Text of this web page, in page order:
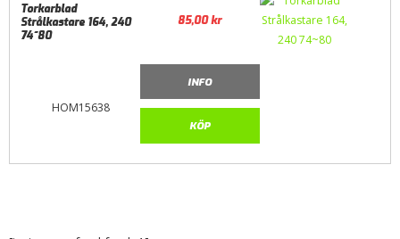
HOM15638
Torkarblad
Strålkastare 164, 240
74~80
85,00kr
INFO
KÖP